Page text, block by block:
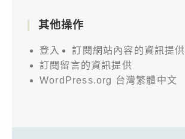
其他操作
登入
訂閱網站內容的資訊提供
訂閱留言的資訊提供
WordPress.org 台灣繁體中文